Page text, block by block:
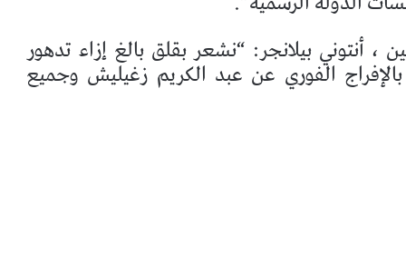
، أنتوني بيلانجر: “نشعر بقلق بالغ إزاء تدهور
الفوري عن عبد الكريم زغيليش وجميع